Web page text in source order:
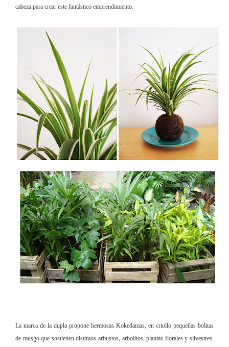
cabeza para crear este fantástico emprendimiento.
La marca de la dupla propone hermosas Kokedamas, en criollo pequeñas bolitas
de musgo que sostienen distintos arbustos, arbolitos, plantas florales y silvestres.